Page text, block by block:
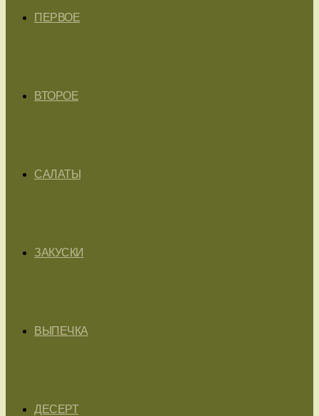
ПЕРВОЕ
ВТОРОЕ
САЛАТЫ
ЗАКУСКИ
ВЫПЕЧКА
ДЕСЕРТ